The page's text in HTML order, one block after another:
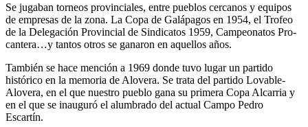
Se jugaban torneos provinciales, entre pueblos cercanos y equipos
de empresas de la zona. La Copa de Galápagos en 1954, el Trofeo
de la Delegación Provincial de Sindicatos 1959, Campeonatos Pro-
cantera…y tantos otros se ganaron en aquellos años.
También se hace mención a 1969 donde tuvo lugar un partido
histórico en la memoria de Alovera. Se trata del partido Lovable-
Alovera, en el que nuestro pueblo gana su primera Copa Alcarria y
en el que se inauguró el alumbrado del actual Campo Pedro
Escartín.